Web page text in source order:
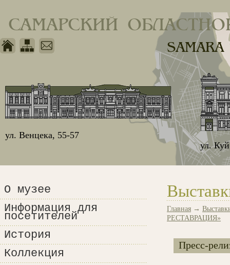
САМАРСКИЙ
ул.
ул. Венцека, 55-57
О музее
Информация для
посетителей
История
Коллекция
Главная →
РЕСТАВРАЦИЯ»
Пресс-